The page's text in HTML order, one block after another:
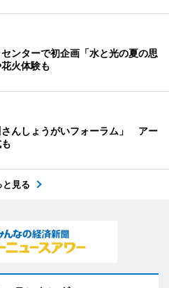
ンターで初企画「水と光の夏の思
火体験も
さんしょうがいフォーラム」 アー
と見る